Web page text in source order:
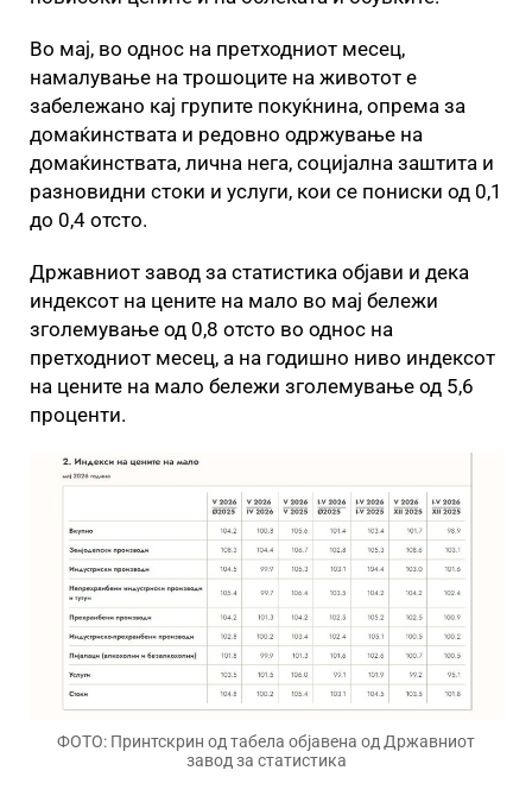
Во мај, во однос на претходниот месец,
намалување на трошоците на животот е
забележано кај групите покуќнина, опрема за
домаќинствата и редовно одржување на
домаќинствата, лична нега, социјална заштита и
разновидни стоки и услуги, кои се пониски од 0,1
до 0,4 отсто.
Државниот завод за статистика објави и дека
индексот на цените на мало во мај бележи
зголемување од 0,8 отсто во однос на
претходниот месец, а на годишно ниво индексот
на цените на мало бележи зголемување од 5,6
проценти.
ФОТО: Принтскрин од табела објавена од Државниот
завод за статистика